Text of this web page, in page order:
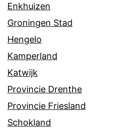
Enkhuizen
Groningen Stad
Hengelo
Kamperland
Katwijk
Provincie Drenthe
Provincie Friesland
Schokland